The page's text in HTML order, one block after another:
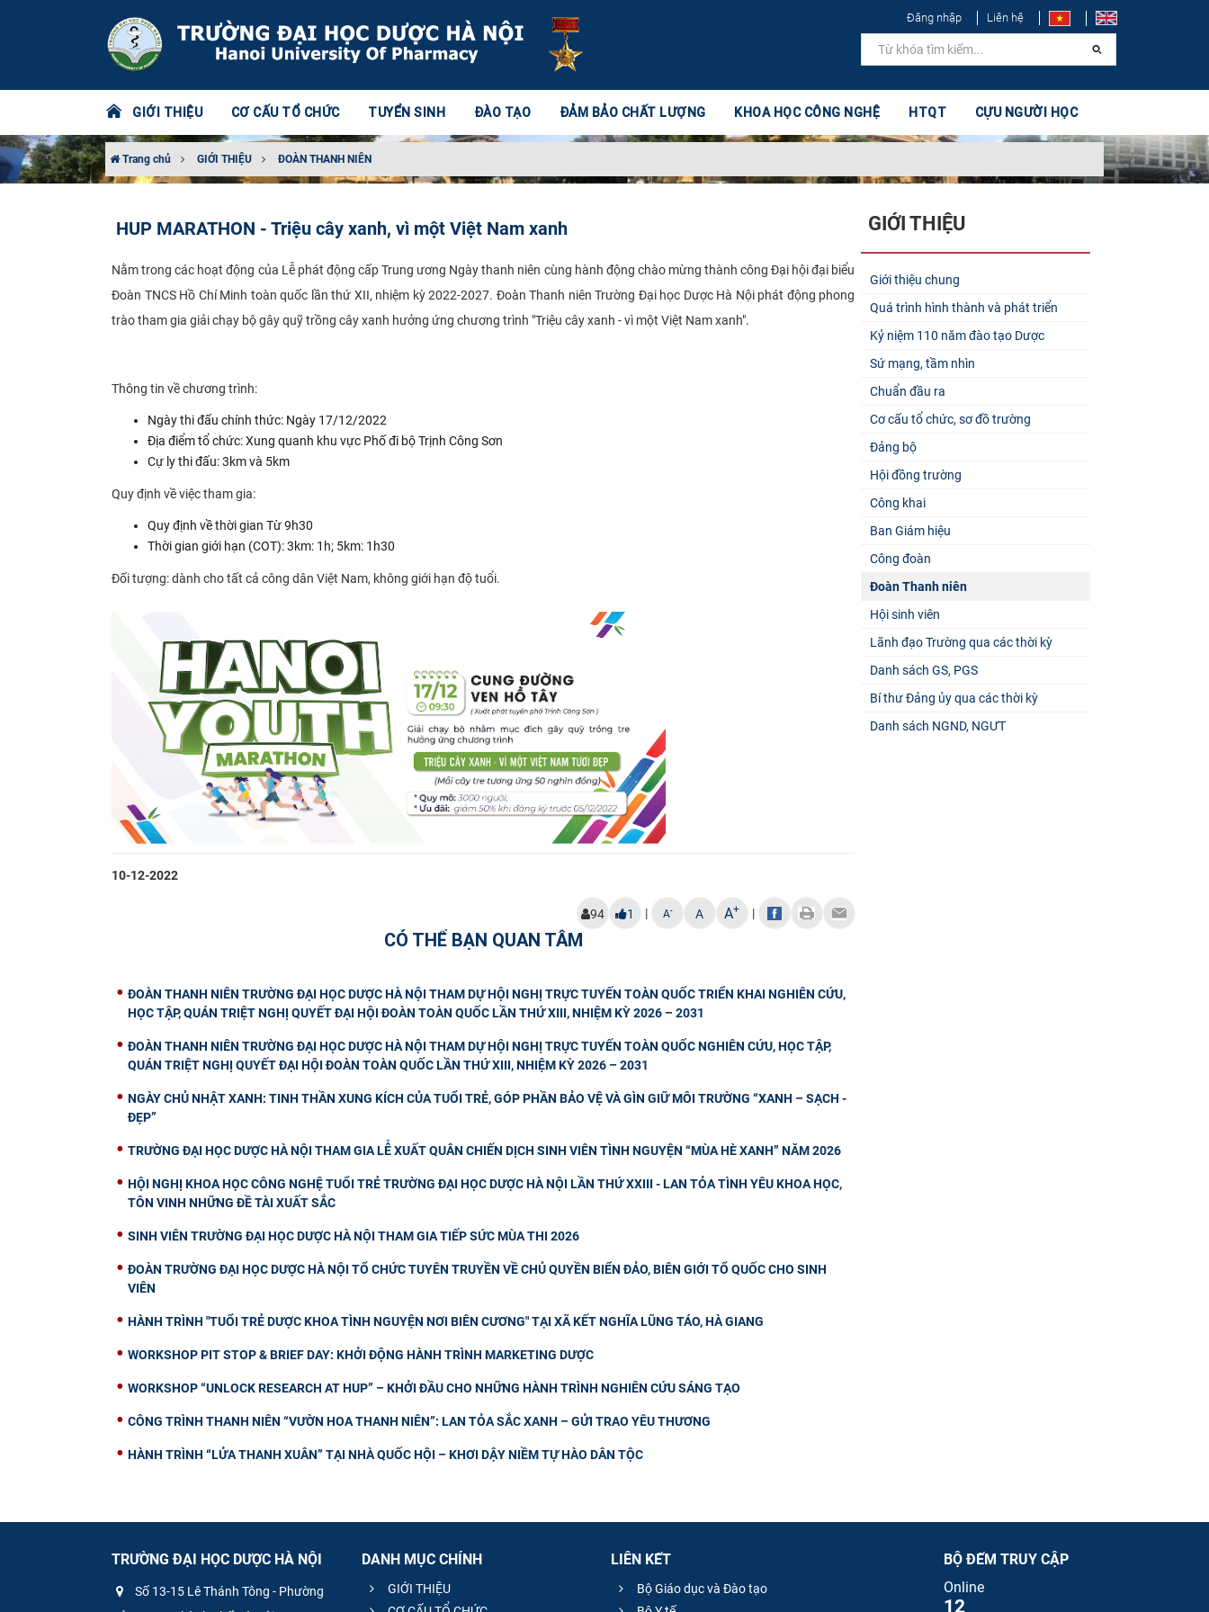
Đăng nhập Liên hệ
GIỚI THIỆU CƠ CẤU TỔ CHỨC TUYỂN SINH ĐÀO TẠO ĐẢM BẢO CHẤT LƯỢNG KHOA HỌC CÔNG NGHỆ HTQT CỰU NGƯỜI HỌC
Trang chủ GIỚI THIỆU ĐOÀN THANH NIÊN
HUP MARATHON - Triệu cây xanh, vì một Việt Nam xanh
Nằm trong các hoạt động của Lễ phát động cấp Trung ương Ngày thanh niên cùng hành động chào mừng thành công Đại hội đại biểu
Đoàn TNCS Hồ Chí Minh toàn quốc lần thứ XII, nhiệm kỳ 2022-2027. Đoàn Thanh niên Trường Đại học Dược Hà Nội phát động phong
trào tham gia giải chạy bộ gây quỹ trồng cây xanh hưởng ứng chương trình "Triệu cây xanh - vì một Việt Nam xanh".
Thông tin về chương trình:
Ngày thi đấu chính thức: Ngày 17/12/2022
Địa điểm tổ chức: Xung quanh khu vực Phố đi bộ Trịnh Công Sơn
Cự ly thi đấu: 3km và 5km
Quy định về việc tham gia:
Quy định về thời gian Từ 9h30
Thời gian giới hạn (COT): 3km: 1h; 5km: 1h30
Đối tượng: dành cho tất cả công dân Việt Nam, không giới hạn độ tuổi.
10-12-2022
94 1 | A- A A+ |
CÓ THỂ BẠN QUAN TÂM
ĐOÀN THANH NIÊN TRƯỜNG ĐẠI HỌC DƯỢC HÀ NỘI THAM DỰ HỘI NGHỊ TRỰC TUYẾN TOÀN QUỐC TRIỂN KHAI NGHIÊN CỨU,
HỌC TẬP, QUÁN TRIỆT NGHỊ QUYẾT ĐẠI HỘI ĐOÀN TOÀN QUỐC LẦN THỨ XIII, NHIỆM KỲ 2026 – 2031
ĐOÀN THANH NIÊN TRƯỜNG ĐẠI HỌC DƯỢC HÀ NỘI THAM DỰ HỘI NGHỊ TRỰC TUYẾN TOÀN QUỐC NGHIÊN CỨU, HỌC TẬP,
QUÁN TRIỆT NGHỊ QUYẾT ĐẠI HỘI ĐOÀN TOÀN QUỐC LẦN THỨ XIII, NHIỆM KỲ 2026 – 2031
NGÀY CHỦ NHẬT XANH: TINH THẦN XUNG KÍCH CỦA TUỔI TRẺ, GÓP PHẦN BẢO VỆ VÀ GÌN GIỮ MÔI TRƯỜNG “XANH – SẠCH -
ĐẸP”
TRƯỜNG ĐẠI HỌC DƯỢC HÀ NỘI THAM GIA LỄ XUẤT QUÂN CHIẾN DỊCH SINH VIÊN TÌNH NGUYỆN “MÙA HÈ XANH” NĂM 2026
HỘI NGHỊ KHOA HỌC CÔNG NGHỆ TUỔI TRẺ TRƯỜNG ĐẠI HỌC DƯỢC HÀ NỘI LẦN THỨ XXIII - LAN TỎA TÌNH YÊU KHOA HỌC,
TÔN VINH NHỮNG ĐỀ TÀI XUẤT SẮC
SINH VIÊN TRƯỜNG ĐẠI HỌC DƯỢC HÀ NỘI THAM GIA TIẾP SỨC MÙA THI 2026
ĐOÀN TRƯỜNG ĐẠI HỌC DƯỢC HÀ NỘI TỔ CHỨC TUYÊN TRUYỀN VỀ CHỦ QUYỀN BIỂN ĐẢO, BIÊN GIỚI TỔ QUỐC CHO SINH
VIÊN
HÀNH TRÌNH "TUỔI TRẺ DƯỢC KHOA TÌNH NGUYỆN NƠI BIÊN CƯƠNG" TẠI XÃ KẾT NGHĨA LŨNG TÁO, HÀ GIANG
WORKSHOP PIT STOP & BRIEF DAY: KHỞI ĐỘNG HÀNH TRÌNH MARKETING DƯỢC
WORKSHOP “UNLOCK RESEARCH AT HUP” – KHỞI ĐẦU CHO NHỮNG HÀNH TRÌNH NGHIÊN CỨU SÁNG TẠO
CÔNG TRÌNH THANH NIÊN “VƯỜN HOA THANH NIÊN”: LAN TỎA SẮC XANH – GỬI TRAO YÊU THƯƠNG
HÀNH TRÌNH “LỬA THANH XUÂN” TẠI NHÀ QUỐC HỘI – KHƠI DẬY NIỀM TỰ HÀO DÂN TỘC
GIỚI THIỆU
Giới thiệu chung
Quá trình hình thành và phát triển
Kỷ niệm 110 năm đào tạo Dược
Sứ mạng, tầm nhìn
Chuẩn đầu ra
Cơ cấu tổ chức, sơ đồ trường
Đảng bộ
Hội đồng trường
Công khai
Ban Giám hiệu
Công đoàn
Đoàn Thanh niên
Hội sinh viên
Lãnh đạo Trường qua các thời kỳ
Danh sách GS, PGS
Bí thư Đảng ủy qua các thời kỳ
Danh sách NGND, NGƯT
TRƯỜNG ĐẠI HỌC DƯỢC HÀ NỘI
Số 13-15 Lê Thánh Tông - Phường
DANH MỤC CHÍNH
GIỚI THIỆU
LIÊN KẾT
Bộ Giáo dục và Đào tạo
BỘ ĐẾM TRUY CẬP
Online
12